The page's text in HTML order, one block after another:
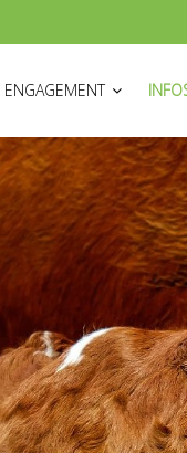
ENGAGEMENT